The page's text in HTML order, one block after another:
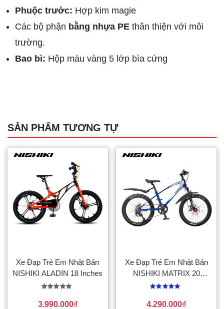
Phuộc trước: Hợp kim magie
Các bộ phận bằng nhựa PE thân thiện với môi
trường.
Bao bì: Hộp màu vàng 5 lớp bìa cứng
SẢN PHẨM TƯƠNG TỰ
Xe Đạp Trẻ Em Nhật Bản
NISHIKI ALADIN 18 Inches
hạng
5.00
3.990.000₫
Xe Đạp Trẻ Em Nhật Bản
NISHIKI MATRIX 20
Inches
xếp
hạng
4.290.000₫